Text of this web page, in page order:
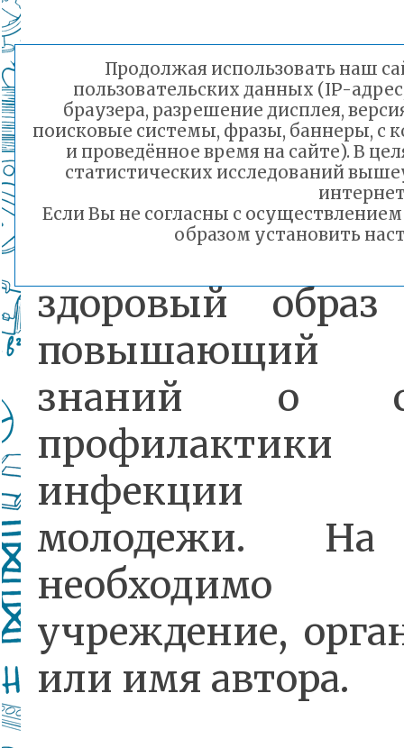
Для участия
снять
привлекающий
к решению соц.
здоровый
повышающий
знаний о
инфекции
молодежи. На
необходимо
учреждение,
или имя автора.
Продолжая использовать наш
пользовательских данных (IP-
браузера, разрешение дисплея,
поисковые системы, фразы, баннеры, с
и проведённое время на сайте). В
статистических исследований
Если Вы не согласны с
образом установить